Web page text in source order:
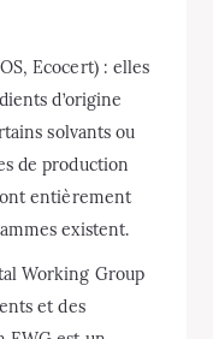
Ecocert) : elles
d’origine
solvants ou
de production
entièrement
existent.
Working Group
et des